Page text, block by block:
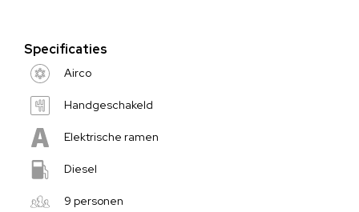
Specificaties
Airco
Handgeschakeld
Elektrische ramen
Diesel
9 personen